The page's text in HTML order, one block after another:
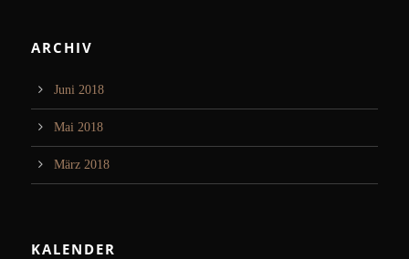
ARCHIV
Juni 2018
Mai 2018
März 2018
KALENDER